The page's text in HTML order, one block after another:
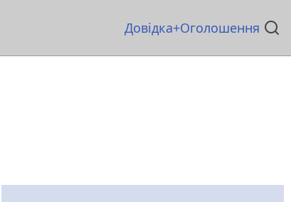
Основна
Довідка Оголошення